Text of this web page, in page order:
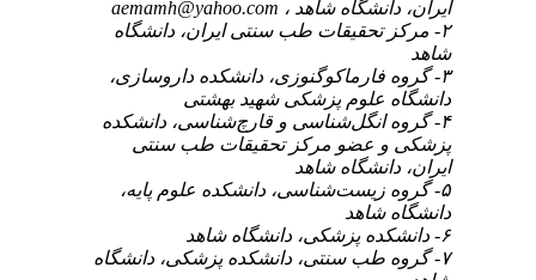
ایران، دانشگاه شاهد ، aemamh@yahoo.com
۲- مرکز تحقیقات طب سنتی ایران، دانشگاه
شاهد
۳- گروه فارماکوگنوزی، دانشکده داروسازی،
دانشگاه علوم پزشکی شهید بهشتی
۴- گروه انگل‌شناسی و قارچ‌شناسی، دانشکده
پزشکی و عضو مرکز تحقیقات طب سنتی
ایران، دانشگاه شاهد
۵- گروه زیست‌شناسی، دانشکده علوم پایه،
دانشگاه شاهد
۶- دانشکده پزشکی، دانشگاه شاهد
۷- گروه طب سنتی‌، دانشکده پزشکی، دانشگاه